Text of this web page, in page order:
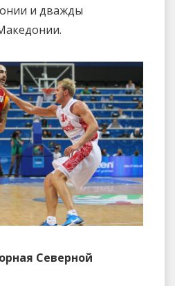
и дважды
Северной